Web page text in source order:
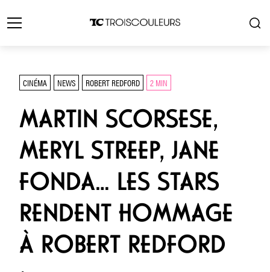
CINÉMA NEWS ROBERT REDFORD 2 MIN
MARTIN SCORSESE,
MERYL STREEP, JANE
FONDA… LES STARS
RENDENT HOMMAGE
À ROBERT REDFORD